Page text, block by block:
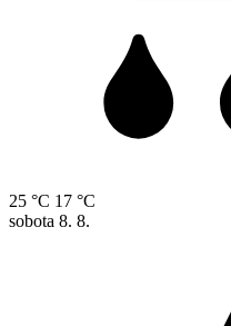
25 °C 17 °C
sobota 8. 8.